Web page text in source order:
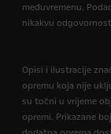
međuvremenu.
nikakvu
Opisi i ilustracije
opremu koja nije
su točni u vrijeme
opremi. Prikazane